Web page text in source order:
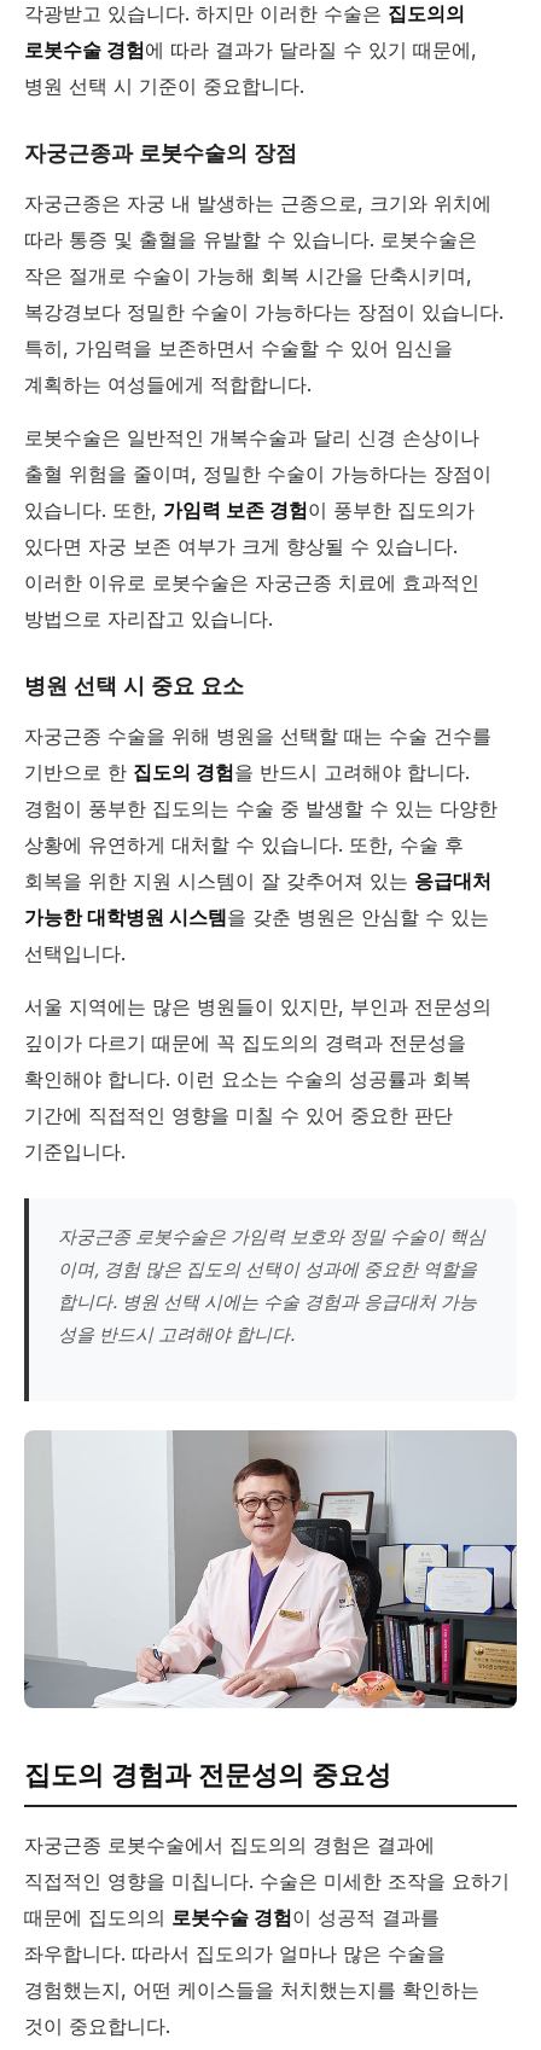
각광받고 있습니다. 하지만 이러한 수술은 집도의의
로봇수술 경험에 따라 결과가 달라질 수 있기 때문에,
병원 선택 시 기준이 중요합니다.
자궁근종과 로봇수술의 장점
자궁근종은 자궁 내 발생하는 근종으로, 크기와 위치에
따라 통증 및 출혈을 유발할 수 있습니다. 로봇수술은
작은 절개로 수술이 가능해 회복 시간을 단축시키며,
복강경보다 정밀한 수술이 가능하다는 장점이 있습니다.
특히, 가임력을 보존하면서 수술할 수 있어 임신을
계획하는 여성들에게 적합합니다.
로봇수술은 일반적인 개복수술과 달리 신경 손상이나
출혈 위험을 줄이며, 정밀한 수술이 가능하다는 장점이
있습니다. 또한, 가임력 보존 경험이 풍부한 집도의가
있다면 자궁 보존 여부가 크게 향상될 수 있습니다.
이러한 이유로 로봇수술은 자궁근종 치료에 효과적인
방법으로 자리잡고 있습니다.
병원 선택 시 중요 요소
자궁근종 수술을 위해 병원을 선택할 때는 수술 건수를
기반으로 한 집도의 경험을 반드시 고려해야 합니다.
경험이 풍부한 집도의는 수술 중 발생할 수 있는 다양한
상황에 유연하게 대처할 수 있습니다. 또한, 수술 후
회복을 위한 지원 시스템이 잘 갖추어져 있는 응급대처
가능한 대학병원 시스템을 갖춘 병원은 안심할 수 있는
선택입니다.
서울 지역에는 많은 병원들이 있지만, 부인과 전문성의
깊이가 다르기 때문에 꼭 집도의의 경력과 전문성을
확인해야 합니다. 이런 요소는 수술의 성공률과 회복
기간에 직접적인 영향을 미칠 수 있어 중요한 판단
기준입니다.
자궁근종 로봇수술은 가임력 보호와 정밀 수술이 핵심
이며, 경험 많은 집도의 선택이 성과에 중요한 역할을
합니다. 병원 선택 시에는 수술 경험과 응급대처 가능
성을 반드시 고려해야 합니다.
집도의 경험과 전문성의 중요성
자궁근종 로봇수술에서 집도의의 경험은 결과에
직접적인 영향을 미칩니다. 수술은 미세한 조작을 요하기
때문에 집도의의 로봇수술 경험이 성공적 결과를
좌우합니다. 따라서 집도의가 얼마나 많은 수술을
경험했는지, 어떤 케이스들을 처치했는지를 확인하는
것이 중요합니다.